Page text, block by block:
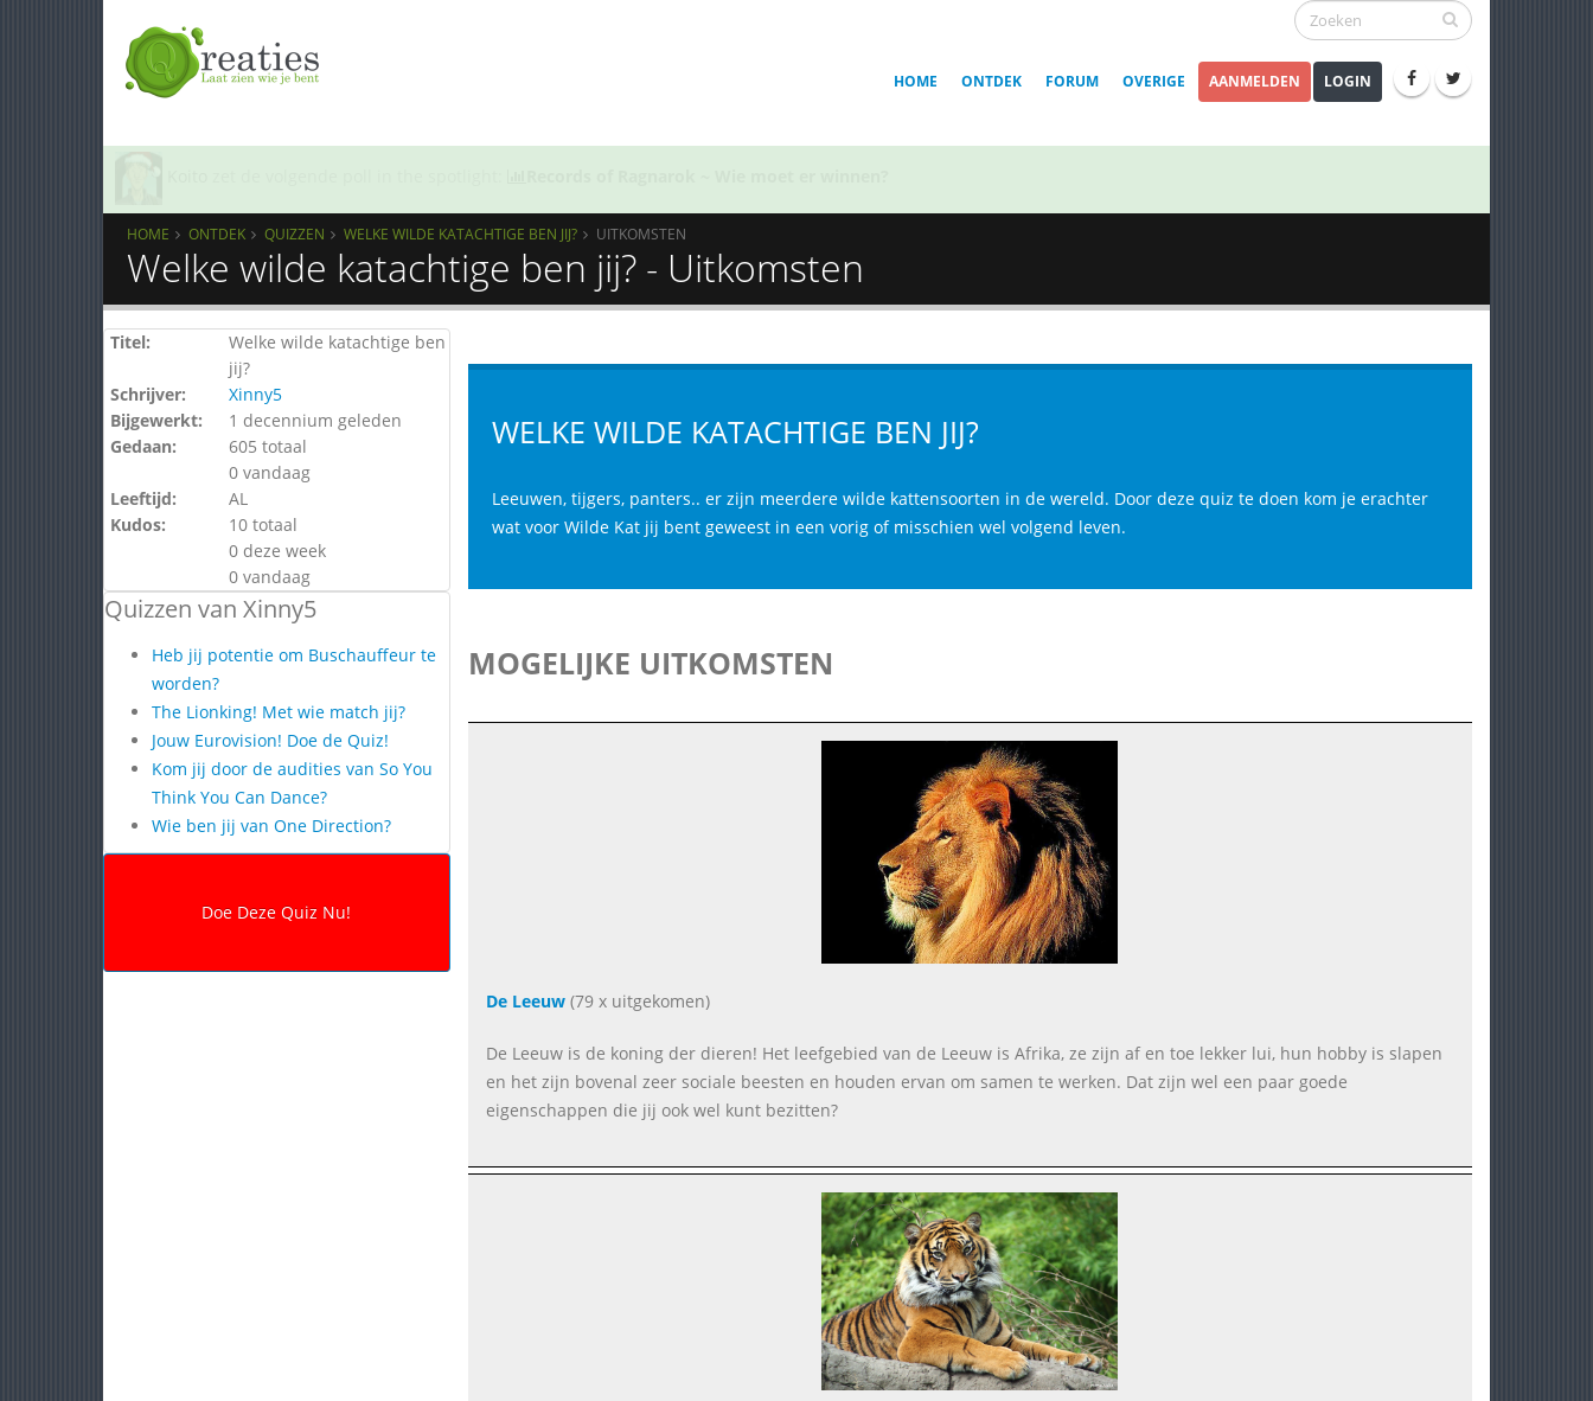
HOME ONTDEK FORUM OVERIGE AANMELDEN LOGIN
HOME ONTDEK QUIZZEN WELKE WILDE KATACHTIGE BEN JIJ? UITKOMSTEN
Welke wilde katachtige ben jij? - Uitkomsten
Titel:
Welke wilde katachtige ben
jij?
Schrijver:
Xinny5
Bijgewerkt:
1 decennium geleden
Gedaan:
605 totaal
0 vandaag
Leeftijd:
AL
Kudos:
10 totaal
0 deze week
0 vandaag
Quizzen van Xinny5
Heb jij potentie om Buschauffeur te
worden?
The Lionking! Met wie match jij?
Jouw Eurovision! Doe de Quiz!
Kom jij door de audities van So You
Think You Can Dance?
Wie ben jij van One Direction?
WELKE WILDE KATACHTIGE BEN JIJ?
Leeuwen, tijgers, panters.. er zijn meerdere wilde kattensoorten in de wereld. Door deze quiz te doen kom je erachter
wat voor Wilde Kat jij bent geweest in een vorig of misschien wel volgend leven.
MOGELIJKE UITKOMSTEN
De Leeuw(79 x uitgekomen)
De Leeuw is de koning der dieren! Het leefgebied van de Leeuw is Afrika, ze zijn af en toe lekker lui, hun hobby is slapen
en het zijn bovenal zeer sociale beesten en houden ervan om samen te werken. Dat zijn wel een paar goede
eigenschappen die jij ook wel kunt bezitten?